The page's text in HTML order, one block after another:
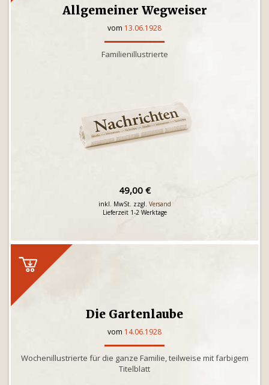
Allgemeiner Wegweiser
vom 13.06.1928
Familienillustrierte
49,00 €
inkl. MwSt. zzgl. Versand
Lieferzeit 1-2 Werktage
Die Gartenlaube
vom 14.06.1928
Wochenillustrierte für die ganze Familie, teilweise mit farbigem
Titelblatt